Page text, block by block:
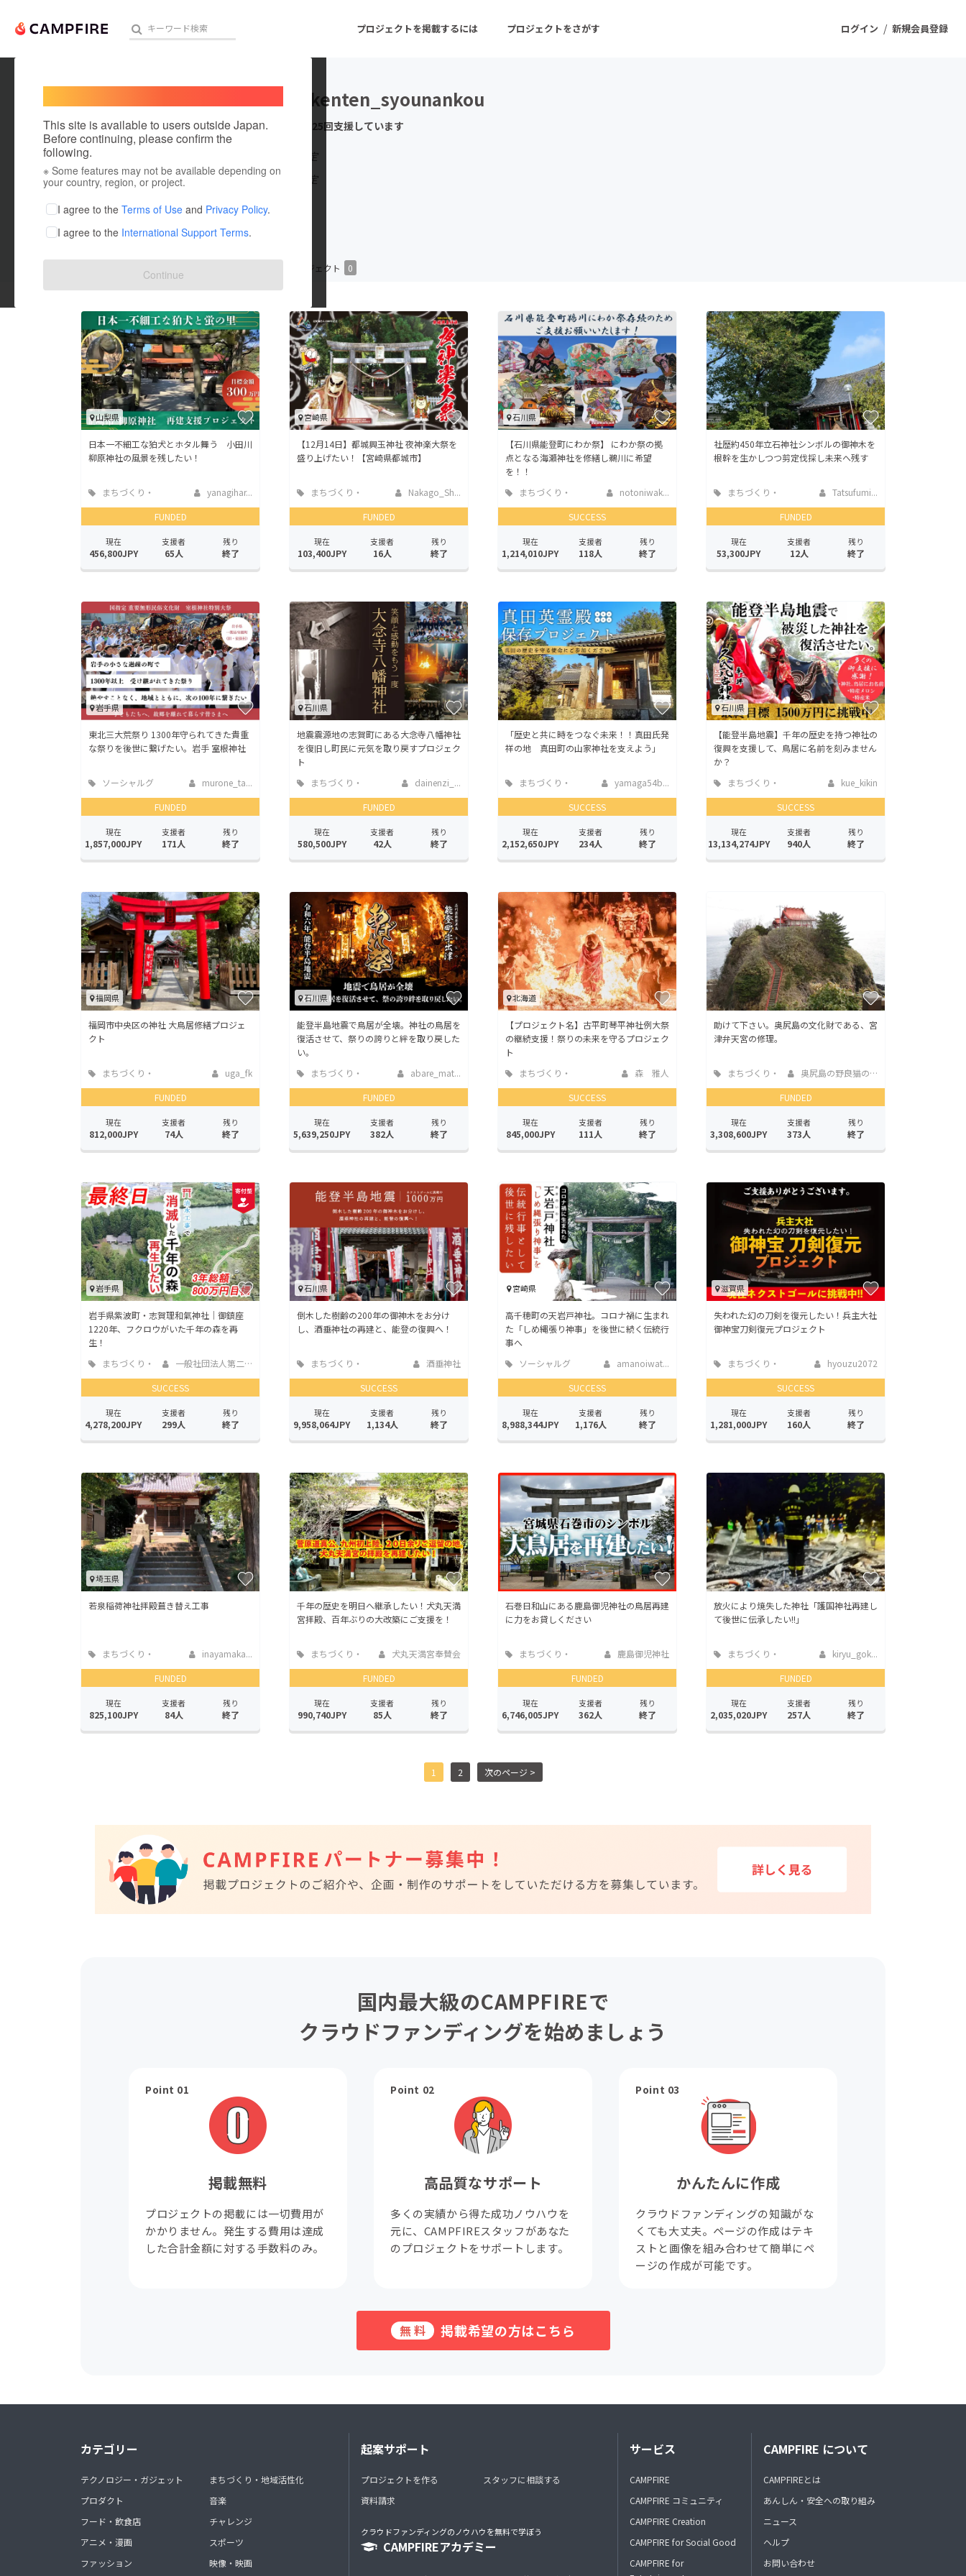
ログイン / 新規会員登録
プロジェクトを掲載するには プロジェクトをさがす
人気のプロジェクト 注目のリターン 注目の新着プロジェクト
アート・写真
テクノロジー・ガジェット
映像・映画
ビジネス・起業
チャレンジ
まちづくり・地域活性化
CAMPFIRE for Social Good
CAMPFIRE Creation
CAMPFIREふるさと納税
machi-ya コミュニティ
This site is available to users outside Japan.
Before continuing, please confirm the
following.
※ Some features may not be available depending on
your country, region, or project.
I agree to the Terms of Use and Privacy Policy.
I agree to the International Support Terms.
Continue
hirihoukenten_syounankou
これまでに25回支援しています
在住国：未設定
出身国：未設定
プロジェクト 0
山梨県
日本一不細工な狛犬とホタル舞う 小田川
柳原神社の風景を残したい！
まちづくり・
yanagihar...
FUNDED
現在
456,800JPY
支援者
65人
残り
終了
宮崎県
【12月14日】都城興玉神社 夜神楽大祭を
盛り上げたい！【宮崎県都城市】
まちづくり・
Nakago_Sh...
FUNDED
現在
103,400JPY
支援者
16人
残り
終了
石川県
【石川県能登町にわか祭】 にわか祭の拠
点となる海瀬神社を修繕し鵜川に希望
を！！
まちづくり・
notoniwak...
SUCCESS
現在
1,214,010JPY
支援者
118人
残り
終了
社歴約450年立石神社シンボルの御神木を
根幹を生かしつつ剪定伐採し未来へ残す
まちづくり・
Tatsufumi...
FUNDED
現在
53,300JPY
支援者
12人
残り
終了
岩手県
東北三大荒祭り 1300年守られてきた貴重
な祭りを後世に繋げたい。岩手 室根神社
ソーシャルグ
murone_ta...
FUNDED
現在
1,857,000JPY
支援者
171人
残り
終了
石川県
地震震源地の志賀町にある大念寺八幡神社
を復旧し町民に元気を取り戻すプロジェク
ト
まちづくり・
dainenzi_...
FUNDED
現在
580,500JPY
支援者
42人
残り
終了
「歴史と共に時をつなぐ未来！！真田氏発
祥の地 真田町の山家神社を支えよう」
まちづくり・
yamaga54b...
SUCCESS
現在
2,152,650JPY
支援者
234人
残り
終了
石川県
【能登半島地震】千年の歴史を持つ神社の
復興を支援して、鳥居に名前を刻みません
か？
まちづくり・
kue_kikin
SUCCESS
現在
13,134,274JPY
支援者
940人
残り
終了
福岡県
福岡市中央区の神社 大鳥居修繕プロジェ
クト
まちづくり・
uga_fk
FUNDED
現在
812,000JPY
支援者
74人
残り
終了
石川県
能登半島地震で鳥居が全壊。神社の鳥居を
復活させて、祭りの誇りと絆を取り戻した
い。
まちづくり・
abare_mat...
FUNDED
現在
5,639,250JPY
支援者
382人
残り
終了
北海道
【プロジェクト名】古平町琴平神社例大祭
の継続支援！祭りの未来を守るプロジェク
ト
まちづくり・
森 雅人
SUCCESS
現在
845,000JPY
支援者
111人
残り
終了
助けて下さい。奥尻島の文化財である、宮
津弁天宮の修理。
まちづくり・
奥尻島の野良猫の命...
FUNDED
現在
3,308,600JPY
支援者
373人
残り
終了
岩手県
岩手県紫波町・志賀理和氣神社｜御鎮座
1220年、フクロウがいた千年の森を再
生！
まちづくり・
一般社団法人第二の...
SUCCESS
現在
4,278,200JPY
支援者
299人
残り
終了
石川県
倒木した樹齢の200年の御神木をお分け
し、酒垂神社の再建と、能登の復興へ！
まちづくり・
酒垂神社
SUCCESS
現在
9,958,064JPY
支援者
1,134人
残り
終了
宮崎県
高千穂町の天岩戸神社。コロナ禍に生まれ
た「しめ縄張り神事」を後世に続く伝統行
事へ
ソーシャルグ
amanoiwat...
SUCCESS
現在
8,988,344JPY
支援者
1,176人
残り
終了
滋賀県
失われた幻の刀剣を復元したい！兵主大社
御神宝刀剣復元プロジェクト
まちづくり・
hyouzu2072
SUCCESS
現在
1,281,000JPY
支援者
160人
残り
終了
埼玉県
若泉稲荷神社拝殿葺き替え工事
まちづくり・
inayamaka...
FUNDED
現在
825,100JPY
支援者
84人
残り
終了
千年の歴史を明日へ継承したい！犬丸天満
宮拝殿、百年ぶりの大改築にご支援を！
まちづくり・
犬丸天満宮奉賛会
FUNDED
現在
990,740JPY
支援者
85人
残り
終了
石巻日和山にある鹿島御児神社の鳥居再建
に力をお貸しください
まちづくり・
鹿島御児神社
FUNDED
現在
6,746,005JPY
支援者
362人
残り
終了
放火により焼失した神社「護国神社再建し
て後世に伝承したい!!」
まちづくり・
kiryu_gok...
FUNDED
現在
2,035,020JPY
支援者
257人
残り
終了
1 2 次のページ >
国内最大級のCAMPFIREで
クラウドファンディングを始めましょう
Point 01
掲載無料
プロジェクトの掲載には一切費用が
かかりません。発生する費用は達成
した合計金額に対する手数料のみ。
Point 02
高品質なサポート
多くの実績から得た成功ノウハウを
元に、CAMPFIREスタッフがあなた
のプロジェクトをサポートします。
Point 03
かんたんに作成
クラウドファンディングの知識がな
くても大丈夫。ページの作成はテキ
ストと画像を組み合わせて簡単にペ
ージの作成が可能です。
無料 掲載希望の方はこちら
カテゴリー
テクノロジー・ガジェット
プロダクト
フード・飲食店
アニメ・漫画
ファッション
まちづくり・地域活性化
音楽
チャレンジ
スポーツ
映像・映画
起案サポート
プロジェクトを作る
資料請求
スタッフに相談する
クラウドファンディングのノウハウを無料で学ぼう
CAMPFIREアカデミー
サービス
CAMPFIRE
CAMPFIRE コミュニティ
CAMPFIRE Creation
CAMPFIRE for Social Good
CAMPFIRE for
CAMPFIRE について
CAMPFIREとは
あんしん・安全への取り組み
ニュース
ヘルプ
お問い合わせ